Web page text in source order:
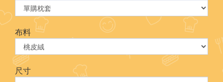
布料
尺寸